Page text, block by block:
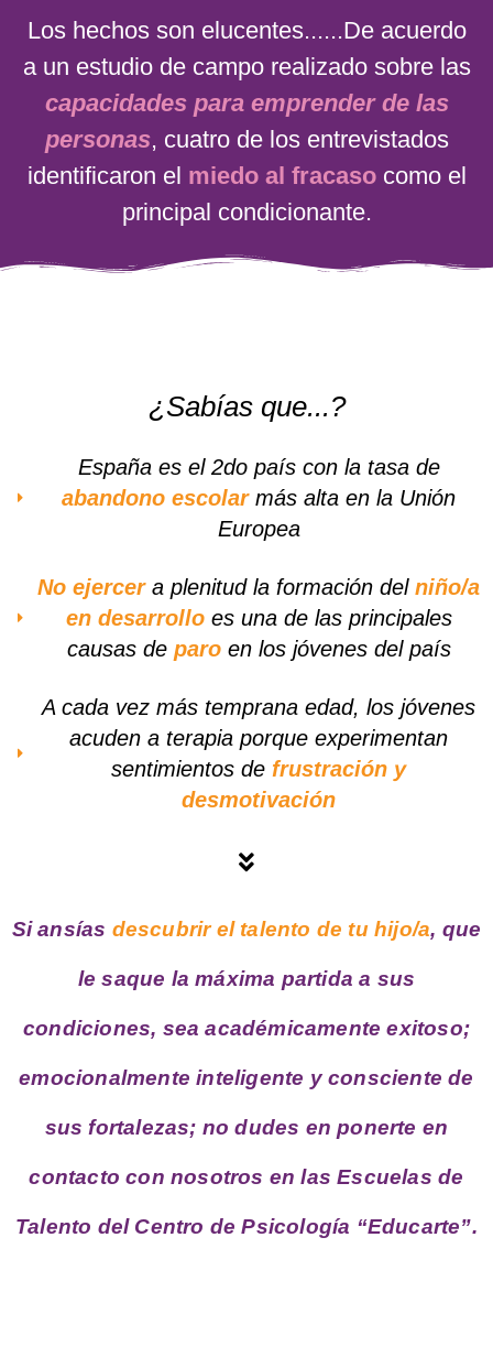
Los hechos son elucentes......De acuerdo
a un estudio de campo realizado sobre las
capacidades para emprender de las
personas, cuatro de los entrevistados
identificaron el miedo al fracasocomo el
principal condicionante.
¿Sabías que...?
España es el 2do país con la tasa de
abandono escolarmás alta en la Unión
Europea
No ejercera plenitud la formación delniño/a
en desarrolloes una de las principales
causas de paroen los jóvenes del país
A cada vez más temprana edad, los jóvenes
acuden a terapia porque experimentan
sentimientos de frustración y
desmotivación
Si ansías descubrir el talento de tu hijo/a, que
le saque la máxima partida a sus
condiciones, sea académicamente exitoso;
emocionalmente inteligente y consciente de
sus fortalezas; no dudes en ponerte en
contacto con nosotros en las Escuelas de
Talento del Centro de Psicología “Educarte”.